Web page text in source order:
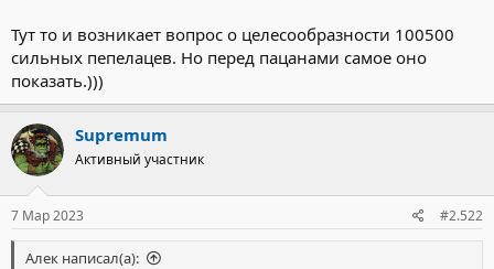
Тут то и возникает вопрос о целесообразности 100500
сильных пепелацев. Но перед пацанами самое оно
показать.)))
Supremum
Активный участник
7 Мар 2023 #2.522
Алек написал(а):